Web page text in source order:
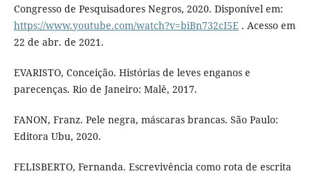
Congresso de Pesquisadores Negros, 2020. Disponível em:
https://www.youtube.com/watch?v=biBn732cI5E . Acesso em
22 de abr. de 2021.
EVARISTO, Conceição. Histórias de leves enganos e
parecenças. Rio de Janeiro: Malê, 2017.
FANON, Franz. Pele negra, máscaras brancas. São Paulo:
Editora Ubu, 2020.
FELISBERTO, Fernanda. Escrevivência como rota de escrita